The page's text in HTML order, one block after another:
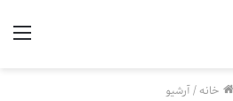
خانه/آرشیو